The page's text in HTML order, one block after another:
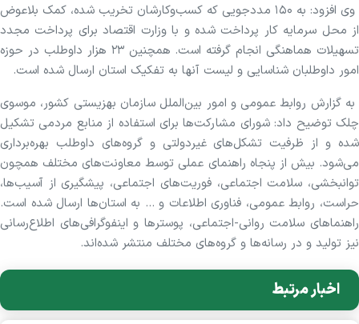
وی افزود: به ۱۵۰ مددجویی که کسب‌وکارشان تخریب شده، کمک بلاعوض
از محل سرمایه کار پرداخت شده و با وزارت اقتصاد برای پرداخت مجدد
تسهیلات هماهنگی انجام گرفته است. همچنین ۲۳ هزار داوطلب در حوزه
امور داوطلبان شناسایی و لیست آنها به تفکیک استان ارسال شده است.
به گزارش روابط عمومی و امور بین‌الملل سازمان بهزیستی کشور، موسوی
چلک توضیح داد: شورای مشارکت‌ها برای استفاده از منابع مردمی تشکیل
شده و از ظرفیت تشکل‌های غیردولتی و گروه‌های داوطلب بهره‌برداری
می‌شود. بیش از پنجاه راهنمای عملی توسط معاونت‌های مختلف همچون
توانبخشی، سلامت اجتماعی، فوریت‌های اجتماعی، پیشگیری از آسیب‌ها،
حراست، روابط عمومی، فناوری اطلاعات و ... به استان‌ها ارسال شده است.
راهنما‌های سلامت روانی-اجتماعی، پوستر‌ها و اینفوگرافی‌های اطلاع‌رسانی
نیز تولید و در رسانه‌ها و گروه‌های مختلف منتشر شده‌اند.
اخبار مرتبط